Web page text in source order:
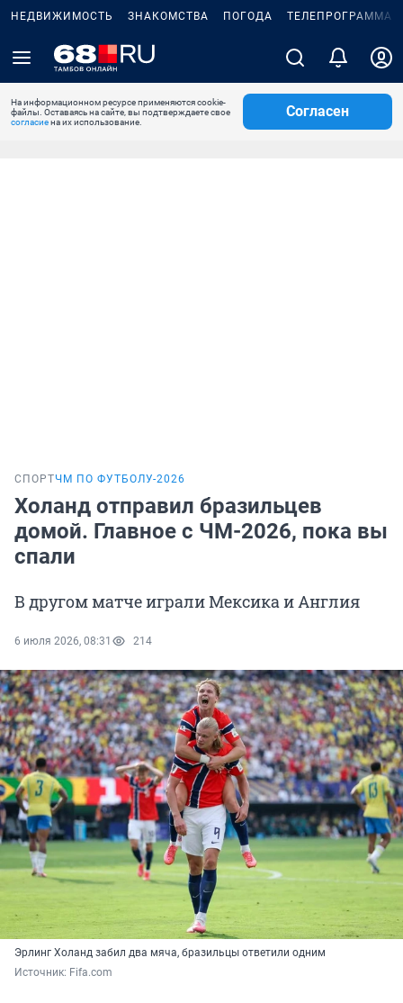
НЕДВИЖИМОСТЬ ЗНАКОМСТВА ПОГОДА ТЕЛЕПРОГРАММА
На информационном ресурсе применяются cookie-
файлы. Оставаясь на сайте, вы подтверждаете свое
согласиена их использование.
Согласен
СПОРТЧМ ПО ФУТБОЛУ-2026
Холанд отправил бразильцев
домой. Главное с ЧМ-2026, пока вы
спали
В другом матче играли Мексика и Англия
6 июля 2026, 08:31 214
Эрлинг Холанд забил два мяча, бразильцы ответили одним
Источник: Fifa.com